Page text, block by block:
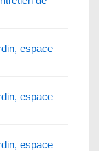
espace
espace
espace